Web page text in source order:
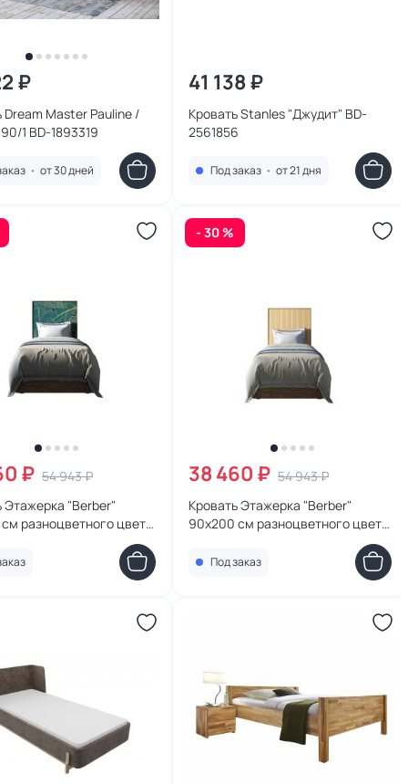
₽
Dream Master Pauline /
Полина 90/1 BD-1893319
• от 30 дней
41 138 ₽
Кровать Stanles "Джудит" BD-
2561856
Под заказ • от 21 дня
₽ 54 943 ₽
Этажерка "Berber"
разноцветного цвета
- 30 %
38 460 ₽ 54 943 ₽
Кровать Этажерка "Berber"
90х200 см разноцветного цвета
Под заказ